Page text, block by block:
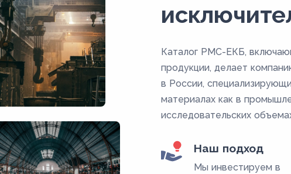
Каталог РМС-ЕКБ,
продукции, делает
в России,
материалах как в
исследовательских
Наш подход
Мы инвестируем в